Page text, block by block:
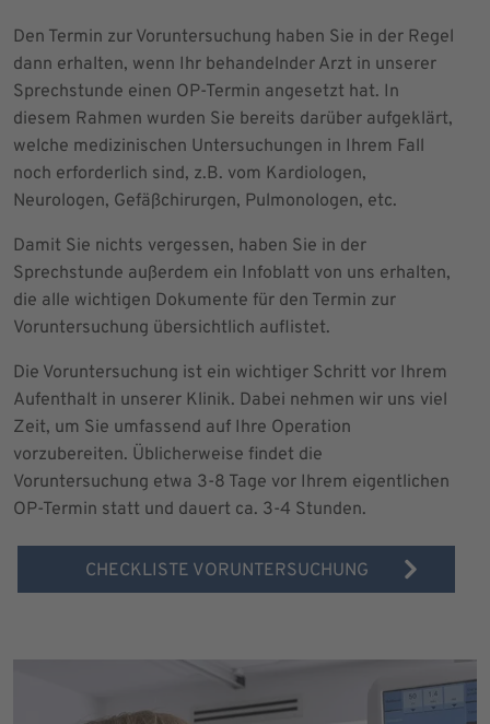
Den Termin zur Voruntersuchung haben Sie in der Regel
dann erhalten, wenn Ihr behandelnder Arzt in unserer
Sprechstunde einen OP-Termin angesetzt hat. In
diesem Rahmen wurden Sie bereits darüber aufgeklärt,
welche medizinischen Untersuchungen in Ihrem Fall
noch erforderlich sind, z.B. vom Kardiologen,
Neurologen, Gefäßchirurgen, Pulmonologen, etc.
Damit Sie nichts vergessen, haben Sie in der
Sprechstunde außerdem ein Infoblatt von uns erhalten,
die alle wichtigen Dokumente für den Termin zur
Voruntersuchung übersichtlich auflistet.
Die Voruntersuchung ist ein wichtiger Schritt vor Ihrem
Aufenthalt in unserer Klinik. Dabei nehmen wir uns viel
Zeit, um Sie umfassend auf Ihre Operation
vorzubereiten. Üblicherweise findet die
Voruntersuchung etwa 3-8 Tage vor Ihrem eigentlichen
OP-Termin statt und dauert ca. 3-4 Stunden.
CHECKLISTE VORUNTERSUCHUNG